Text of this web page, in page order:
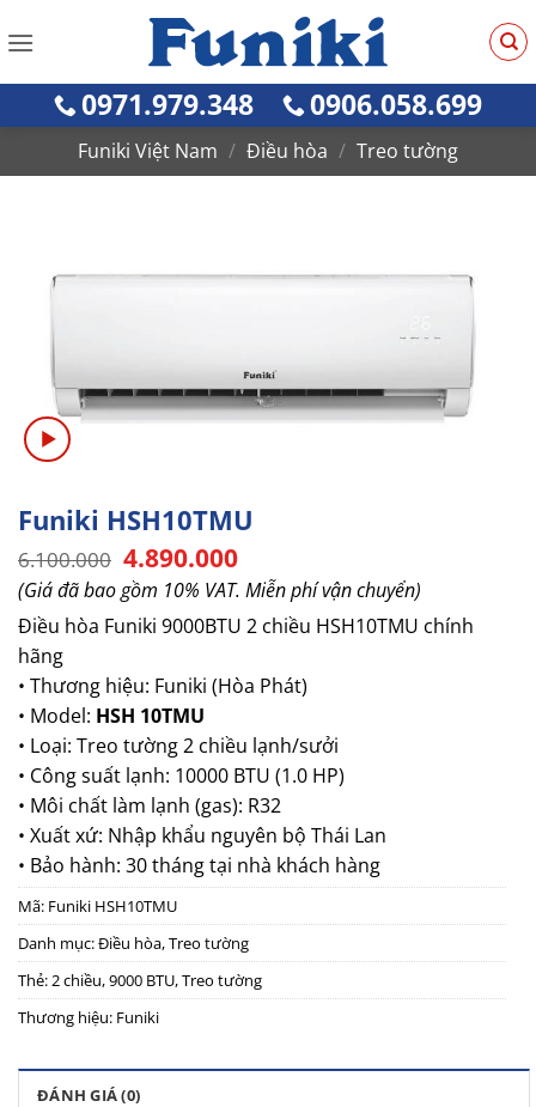
qua
0971.979.348 0906.058.699
Funiki Việt Nam / Điều hòa / Treo tường
Funiki HSH10TMU
6.100.000 Giá
gốc
là:
6.100.000.
4.890.000Giá
hiện
tại
là:
(Giá đã bao gồm 10% VAT. Miễn phí vận chuyển)
Điều hòa Funiki 9000BTU 2 chiều HSH10TMU chính
hãng
• Thương hiệu: Funiki (Hòa Phát)
• Model: HSH 10TMU
• Loại: Treo tường 2 chiều lạnh/sưởi
• Công suất lạnh: 10000 BTU (1.0 HP)
• Môi chất làm lạnh (gas): R32
• Xuất xứ: Nhập khẩu nguyên bộ Thái Lan
• Bảo hành: 30 tháng tại nhà khách hàng
Mã: Funiki HSH10TMU
Danh mục:Điều hòa,Treo tường
Thẻ:2 chiều,9000 BTU,Treo tường
Thương hiệu: Funiki
ĐÁNH GIÁ (0)